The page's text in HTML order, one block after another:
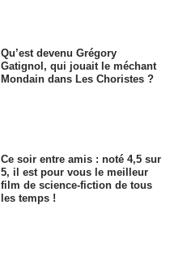
Qu’est devenu Grégory
Gatignol, qui jouait le méchant
Mondain dans Les Choristes ?
Ce soir entre amis : noté 4,5 sur
5, il est pour vous le meilleur
film de science-fiction de tous
les temps !